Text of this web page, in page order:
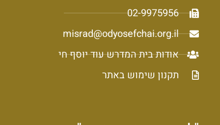
02-9975956
misrad@odyosefchai.org.il
אודות בית המדרש עוד יוסף חי
תקנון שימוש באתר